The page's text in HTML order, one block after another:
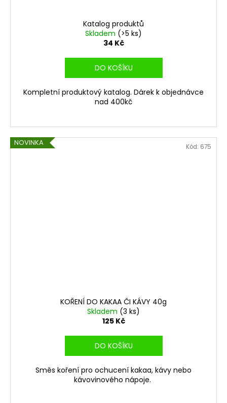
Katalog produktů
Skladem (>5 ks)
34 Kč
DO KOŠÍKU
Kompletní produktový katalog. Dárek k objednávce
nad 400kč
NOVINKA
KOŘENÍ DO KAKAA ČI KÁVY 40g
Skladem (3 ks)
125 Kč
DO KOŠÍKU
Směs koření pro ochucení kakaa, kávy nebo
kávovinového nápoje.
Kód: 675